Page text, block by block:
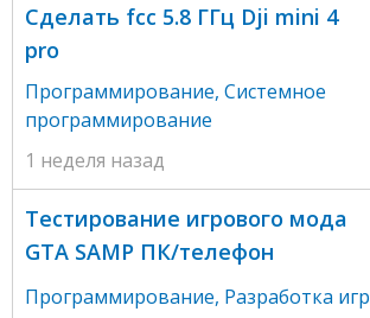
Сделать fcc 5.8 ГГц Dji mini 4
pro
Программирование, Системное
программирование
1 неделя назад
Тестирование игрового мода
GTA SAMP ПК/телефон
Программирование, Разработка игр